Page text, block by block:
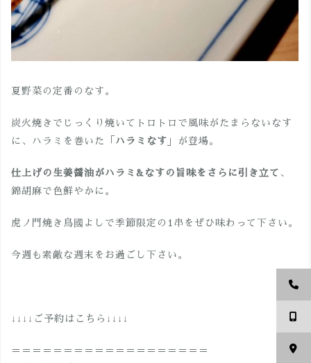
夏野菜の定番のなす。
炭火焼きでじっくり焼いてトロトロで風味がたまらないなす
に、ハラミを巻いた「 ハラミなす 」が登場。
仕上げの生姜醤油がハラミ&なすの旨味をさらに引き立て 、
錦胡麻で色鮮やかに。
虎ノ門焼き鳥國よしで季節限定の1串をぜひ味わって下さい。
今週も素敵な週末をお過ごし下さい。
↓↓↓↓ご予約はこちら↓↓↓↓
＝＝＝＝＝＝＝＝＝＝＝＝＝＝＝＝＝＝＝